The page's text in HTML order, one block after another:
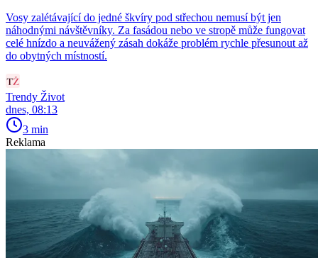
Vosy zalétávající do jedné škvíry pod střechou nemusí být jen
náhodnými návštěvníky. Za fasádou nebo ve stropě může fungovat
celé hnízdo a neuvážený zásah dokáže problém rychle přesunout až
do obytných místností.
Trendy Život
dnes, 08:13
3 min
Reklama